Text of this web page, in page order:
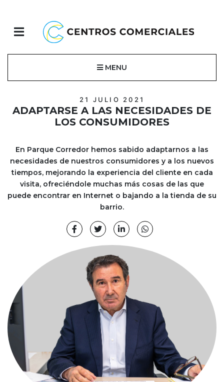
MENU
21 JULIO 2021
ADAPTARSE A LAS NECESIDADES DE
LOS CONSUMIDORES
En Parque Corredor hemos sabido adaptarnos a las
necesidades de nuestros consumidores y a los nuevos
tiempos, mejorando la experiencia del cliente en cada
visita, ofreciéndole muchas más cosas de las que
puede encontrar en Internet o bajando a la tienda de su
barrio.